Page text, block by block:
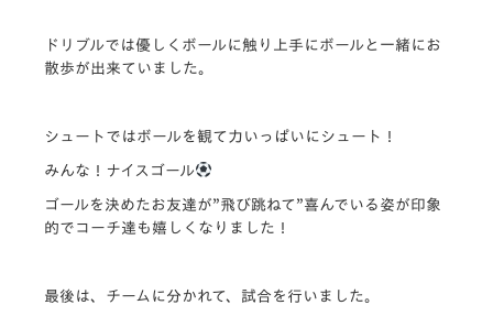
ドリブルでは優しくボールに触り上手にボールと一緒にお
散歩が出来ていました。
シュートではボールを観て力いっぱいにシュート！
みんな！ナイスゴール
ゴールを決めたお友達が”飛び跳ねて”喜んでいる姿が印象
的でコーチ達も嬉しくなりました！
最後は、チームに分かれて、試合を行いました。